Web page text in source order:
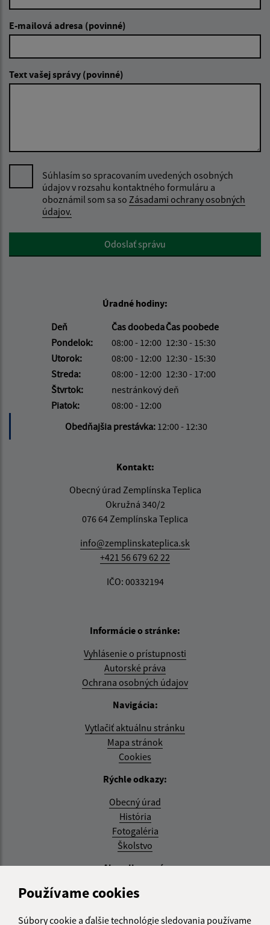
Používame cookies
Súbory cookie a ďalšie technológie sledovania používame
E-mailová adresa (povinné)
Text vašej správy (povinné)
Súhlasím so spracovaním uvedených osobných
údajov v rozsahu kontaktného formuláru a
oboznámil som sa so Zásadami ochrany osobných
údajov.
Google reCaptcha ResponseOdoslať správu
Úradné hodiny:
Deň
Čas doobedaČas poobede
Pondelok:
08:00 - 12:00 12:30 - 15:30
Utorok:
08:00 - 12:00 12:30 - 15:30
Streda:
08:00 - 12:00 12:30 - 17:00
Štvrtok:
nestránkový deň
Piatok:
08:00 - 12:00
Obedňajšia prestávka: 12:00 - 12:30
Kontakt:
Obecný úrad Zemplínska Teplica
Okružná 340/2
076 64 Zemplínska Teplica
info@zemplinskateplica.sk
+421 56 679 62 22
IČO: 00332194
Informácie o stránke:
Vyhlásenie o prístupnosti
Autorské práva
Ochrana osobných údajov
Navigácia:
Vytlačiť aktuálnu stránku
Mapa stránok
Cookies
Rýchle odkazy:
Obecný úrad
História
Fotogaléria
Školstvo
Aktualizované:
04.08.2026 11:27 hod.
RSS